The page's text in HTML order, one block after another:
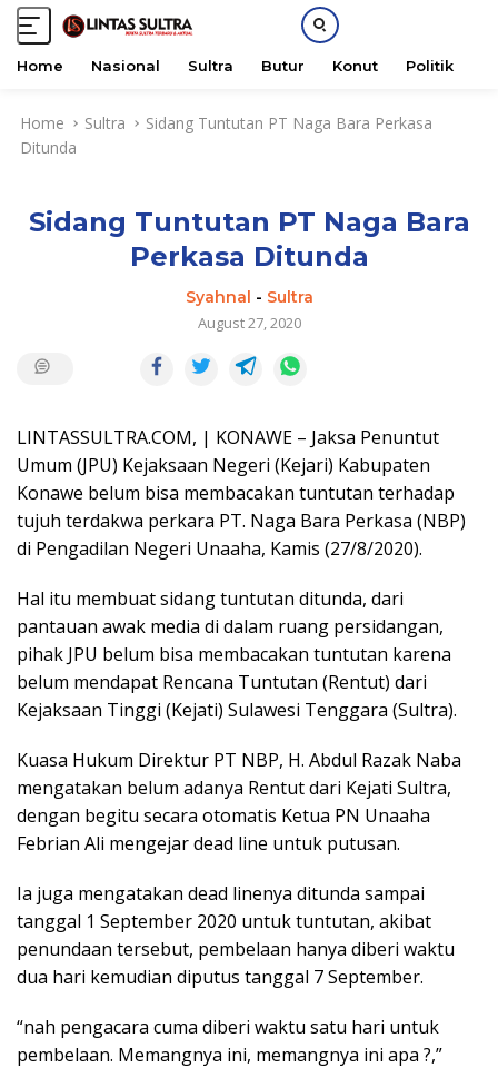
Home Nasional Sultra Butur Konut Politik
Home Sultra
Sidang Tuntutan PT Naga Bara Perkasa
Ditunda
Sidang Tuntutan PT Naga Bara
Perkasa Ditunda
Syahnal - Sultra
August 27, 2020
LINTASSULTRA.COM, | KONAWE – Jaksa Penuntut
Umum (JPU) Kejaksaan Negeri (Kejari) Kabupaten
Konawe belum bisa membacakan tuntutan terhadap
tujuh terdakwa perkara PT. Naga Bara Perkasa (NBP)
di Pengadilan Negeri Unaaha, Kamis (27/8/2020).
Hal itu membuat sidang tuntutan ditunda, dari
pantauan awak media di dalam ruang persidangan,
pihak JPU belum bisa membacakan tuntutan karena
belum mendapat Rencana Tuntutan (Rentut) dari
Kejaksaan Tinggi (Kejati) Sulawesi Tenggara (Sultra).
Kuasa Hukum Direktur PT NBP, H. Abdul Razak Naba
mengatakan belum adanya Rentut dari Kejati Sultra,
dengan begitu secara otomatis Ketua PN Unaaha
Febrian Ali mengejar dead line untuk putusan.
Ia juga mengatakan dead linenya ditunda sampai
tanggal 1 September 2020 untuk tuntutan, akibat
penundaan tersebut, pembelaan hanya diberi waktu
dua hari kemudian diputus tanggal 7 September.
“nah pengacara cuma diberi waktu satu hari untuk
pembelaan. Memangnya ini, memangnya ini apa ?,”